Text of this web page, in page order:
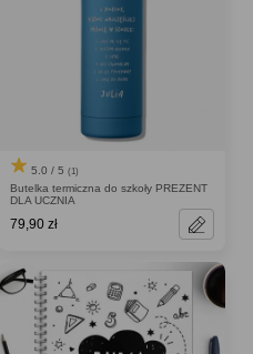
5.0 / 5 (1)
Butelka termiczna do szkoły PREZENT
DLA UCZNIA
79,90 zł